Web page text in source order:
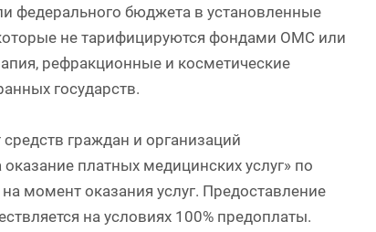
федерального бюджета в установленные
не тарифицируются фондами ОМС или
рефракционные и косметические
государств.
граждан и организаций
платных медицинских услуг» по
момент оказания услуг. Предоставление
на условиях 100% предоплаты.